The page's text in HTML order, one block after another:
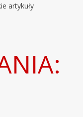
artykuły